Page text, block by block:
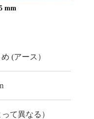
mm
(アース）
て異なる）